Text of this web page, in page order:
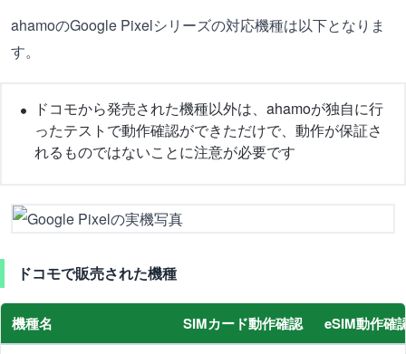
ahamoのGoogle Pixelシリーズの対応機種は以下となりま
す。
ドコモから発売された機種以外は、ahamoが独自に行
ったテストで動作確認ができただけで、動作が保証さ
れるものではないことに注意が必要です
ドコモで販売された機種
機種名 SIMカード動作確認 eSIM動作確